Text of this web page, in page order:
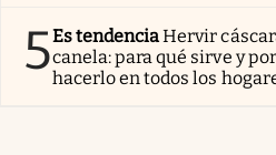
5Es tendenciaHervir
canela: para qué sirve y
hacerlo en todos los